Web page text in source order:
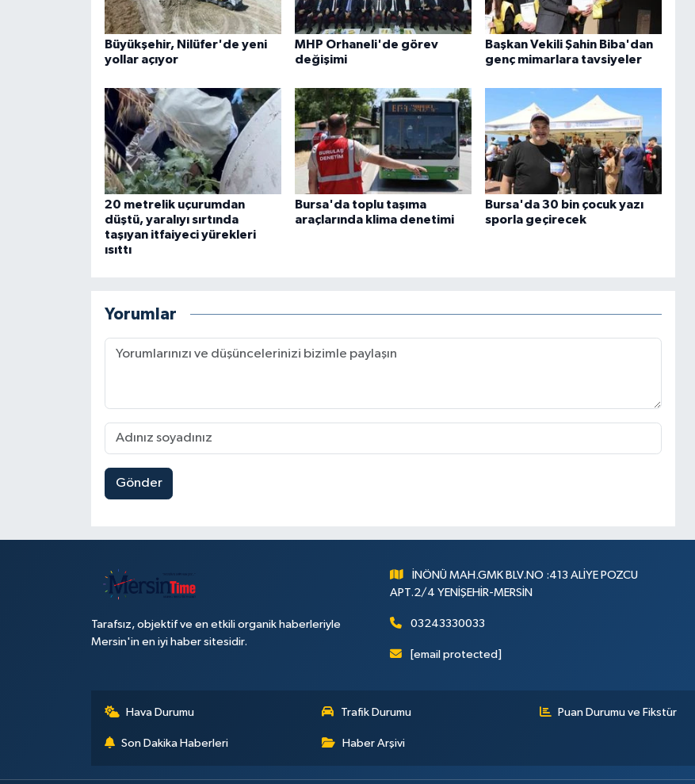
Büyükşehir, Nilüfer'de yeni
yollar açıyor
MHP Orhaneli'de görev
değişimi
Başkan Vekili Şahin Biba'dan
genç mimarlara tavsiyeler
20 metrelik uçurumdan
düştü, yaralıyı sırtında
taşıyan itfaiyeci yürekleri
ısıttı
Bursa'da toplu taşıma
araçlarında klima denetimi
Bursa'da 30 bin çocuk yazı
sporla geçirecek
Yorumlar
Gönder
Tarafsız, objektif ve en etkili organik haberleriyle
Mersin'in en iyi haber sitesidir.
İNÖNÜ MAH.GMK BLV.NO :413 ALİYE POZCU
APT.2/4 YENİŞEHİR-MERSİN
03243330033
[email protected]
Hava Durumu Trafik Durumu Puan Durumu ve Fikstür
Son Dakika Haberleri Haber Arşivi